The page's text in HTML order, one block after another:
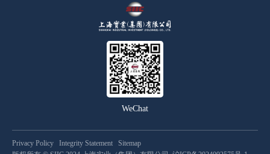
WeChat
Privacy Policy Integrity Statement Sitemap